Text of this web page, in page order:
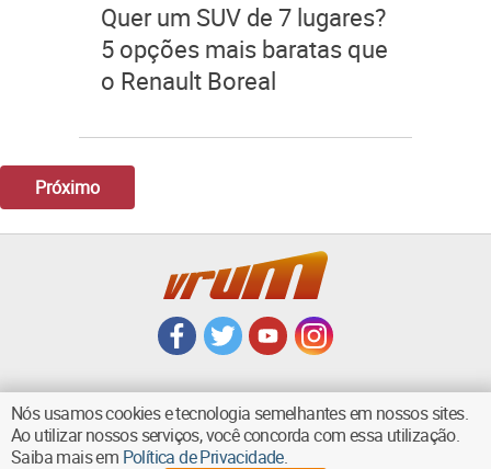
Quer um SUV de 7 lugares?
5 opções mais baratas que
o Renault Boreal
Próximo
VOLTAR AO TOPO
Nós usamos cookies e tecnologia semelhantes em nossos sites.
Ao utilizar nossos serviços, você concorda com essa utilização.
Saiba mais em Política de Privacidade.